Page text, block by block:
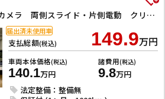
ベースグレード バックカメラ 両側スライド・片側電動 クリアランスソナー オートクルーズコントロール レーンアシスト 衝突被害軽減システム オートライト LEDヘッドランプ スマートキー アイドリングストップ
支払総額(税込) 149.9万円
車両本体価格(税込)
140.1万円
諸費用(税込)
9.8万円
法定整備：整備無
届出済未使用車